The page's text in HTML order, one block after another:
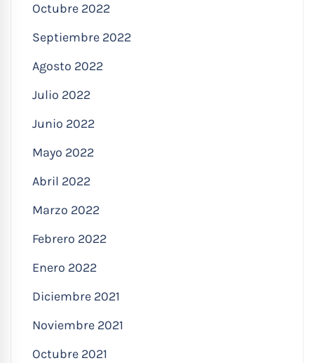
Octubre 2022
Septiembre 2022
Agosto 2022
Julio 2022
Junio 2022
Mayo 2022
Abril 2022
Marzo 2022
Febrero 2022
Enero 2022
Diciembre 2021
Noviembre 2021
Octubre 2021